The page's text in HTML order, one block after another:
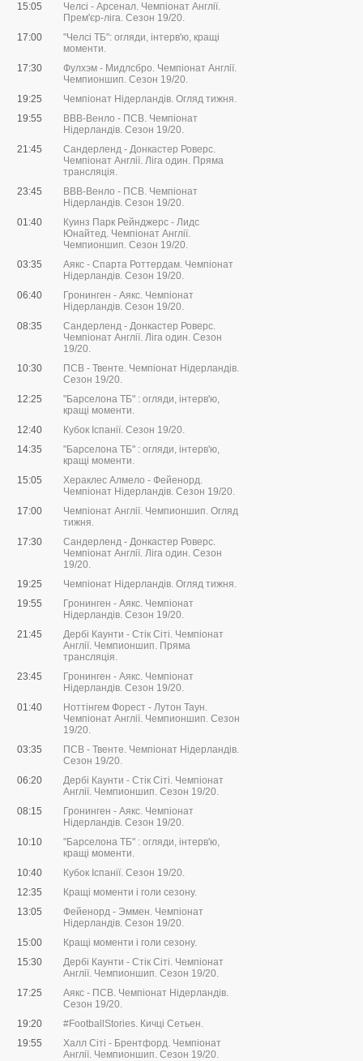
15:05
Челсі - Арсенал. Чемпіонат Англії.
Прем'єр-ліга. Сезон 19/20.
17:00
"Челсі ТБ": огляди, інтерв'ю, кращі
моменти.
17:30
Фулхэм - Мидлсбро. Чемпіонат Англії.
Чемпионшип. Сезон 19/20.
19:25
Чемпіонат Нідерландів. Огляд тижня.
19:55
ВВВ-Венло - ПСВ. Чемпіонат
Нідерландів. Сезон 19/20.
21:45
Сандерленд - Донкастер Роверс.
Чемпіонат Англії. Ліга один. Пряма
трансляція.
23:45
ВВВ-Венло - ПСВ. Чемпіонат
Нідерландів. Сезон 19/20.
01:40
Куинз Парк Рейнджерс - Лидс
Юнайтед. Чемпіонат Англії.
Чемпионшип. Сезон 19/20.
03:35
Аякс - Спарта Роттердам. Чемпіонат
Нідерландів. Сезон 19/20.
06:40
Гронинген - Аякс. Чемпіонат
Нідерландів. Сезон 19/20.
08:35
Сандерленд - Донкастер Роверс.
Чемпіонат Англії. Ліга один. Сезон
19/20.
10:30
ПСВ - Твенте. Чемпіонат Нідерландів.
Сезон 19/20.
12:25
"Барселона ТБ" : огляди, інтерв'ю,
кращі моменти.
12:40
Кубок Іспанії. Сезон 19/20.
14:35
"Барселона ТБ" : огляди, інтерв'ю,
кращі моменти.
15:05
Хераклес Алмело - Фейенорд.
Чемпіонат Нідерландів. Сезон 19/20.
17:00
Чемпіонат Англії. Чемпионшип. Огляд
тижня.
17:30
Сандерленд - Донкастер Роверс.
Чемпіонат Англії. Ліга один. Сезон
19/20.
19:25
Чемпіонат Нідерландів. Огляд тижня.
19:55
Гронинген - Аякс. Чемпіонат
Нідерландів. Сезон 19/20.
21:45
Дербі Каунти - Стік Сіті. Чемпіонат
Англії. Чемпионшип. Пряма
трансляція.
23:45
Гронинген - Аякс. Чемпіонат
Нідерландів. Сезон 19/20.
01:40
Ноттінгем Форест - Лутон Таун.
Чемпіонат Англії. Чемпионшип. Сезон
19/20.
03:35
ПСВ - Твенте. Чемпіонат Нідерландів.
Сезон 19/20.
06:20
Дербі Каунти - Стік Сіті. Чемпіонат
Англії. Чемпионшип. Сезон 19/20.
08:15
Гронинген - Аякс. Чемпіонат
Нідерландів. Сезон 19/20.
10:10
"Барселона ТБ" : огляди, інтерв'ю,
кращі моменти.
10:40
Кубок Іспанії. Сезон 19/20.
12:35
Кращі моменти і голи сезону.
13:05
Фейенорд - Эммен. Чемпіонат
Нідерландів. Сезон 19/20.
15:00
Кращі моменти і голи сезону.
15:30
Дербі Каунти - Стік Сіті. Чемпіонат
Англії. Чемпионшип. Сезон 19/20.
17:25
Аякс - ПСВ. Чемпіонат Нідерландів.
Сезон 19/20.
19:20
#FootballStories. Кичці Сетьен.
19:55
Халл Сіті - Брентфорд. Чемпіонат
Англії. Чемпионшип. Сезон 19/20.